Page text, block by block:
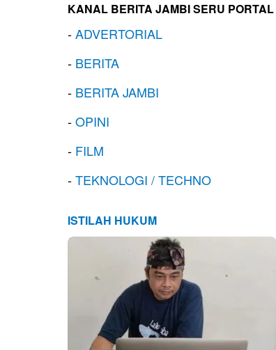
KANAL BERITA JAMBI SERU PORTAL
-ADVERTORIAL
- BERITA
- BERITA JAMBI
-OPINI
- FILM
-TEKNOLOGI / TECHNO
ISTILAH HUKUM